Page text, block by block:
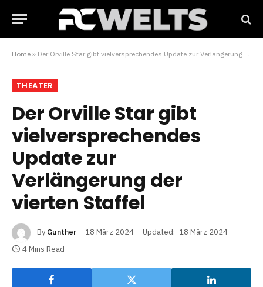
Home » Der Orville Star gibt vielversprechendes Update zur Verlängerung der vierten Staffel
THEATER
Der Orville Star gibt
vielversprechendes
Update zur
Verlängerung der
vierten Staffel
By Gunther 18 März 2024 Updated: 18 März 2024
4 Mins Read